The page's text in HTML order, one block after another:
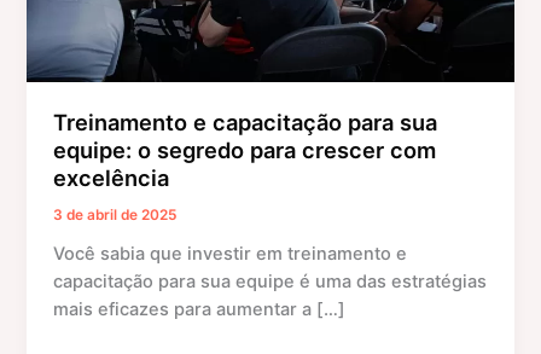
Treinamento e capacitação para sua
equipe: o segredo para crescer com
excelência
3 de abril de 2025
Você sabia que investir em treinamento e
capacitação para sua equipe é uma das estratégias
mais eficazes para aumentar a […]
com
excelência